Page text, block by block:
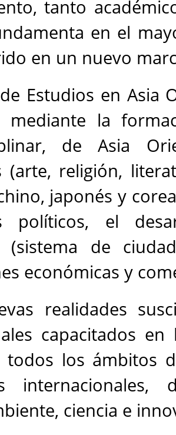
tanto
en el
en un nuevo
Estudios en Asia
mediante la
de Asia
(arte, religión,
japonés y
políticos, el
(sistema de
económicas y
realidades
capacitados
todos los ámbitos
internacionales,
ciencia e